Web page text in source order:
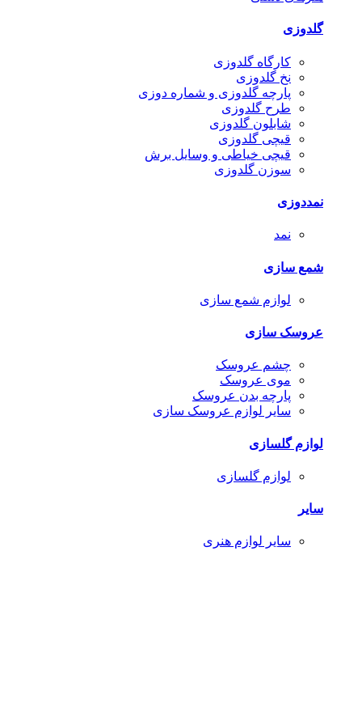
گلدوزی
کارگاه گلدوزی
نخ گلدوزی
پارچه گلدوزی و شماره دوزی
طرح گلدوزی
شابلون گلدوزی
قیچی گلدوزی
قیچی خیاطی و وسایل برش
سوزن گلدوزی
نمددوزی
نمد
شمع سازی
لوازم شمع سازی
عروسک سازی
چشم عروسک
موی عروسک
پارچه بدن عروسک
سایر لوازم عروسک سازی
لوازم گلسازی
لوازم گلسازی
سایر
سایر لوازم هنری